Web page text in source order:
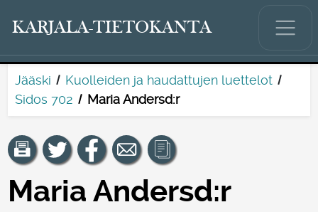
KARJALA-TIETOKANTA
Jääski
Kuolleiden ja haudattujen luettelot
Sidos 702
Maria Andersd:r
Maria Andersd:r